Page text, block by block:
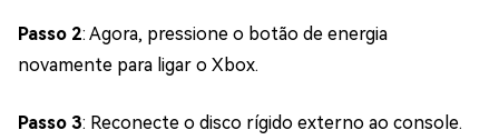
Passo 2: Agora, pressione o botão de energia
novamente para ligar o Xbox.
Passo 3: Reconecte o disco rígido externo ao console.